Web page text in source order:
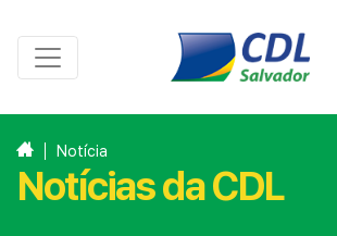
Notícia
Notícias da CDL